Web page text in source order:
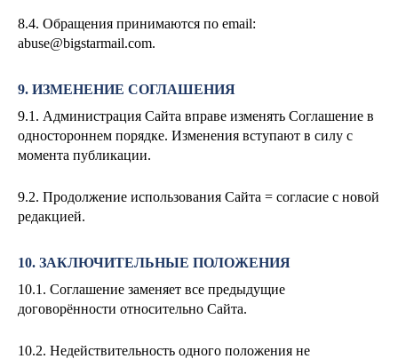
8.4. Обращения принимаются по email:
abuse@bigstarmail.com.
9. ИЗМЕНЕНИЕ СОГЛАШЕНИЯ
9.1. Администрация Сайта вправе изменять Соглашение в
одностороннем порядке. Изменения вступают в силу с
момента публикации.
9.2. Продолжение использования Сайта = согласие с новой
редакцией.
10. ЗАКЛЮЧИТЕЛЬНЫЕ ПОЛОЖЕНИЯ
10.1. Соглашение заменяет все предыдущие
договорённости относительно Сайта.
10.2. Недействительность одного положения не